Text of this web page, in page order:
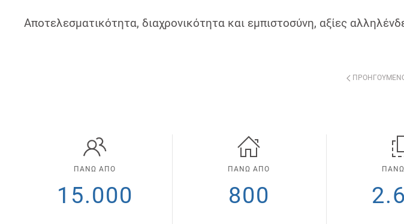
Αποτελεσματικότητα, διαχρονικότητα και εμπιστοσύνη, αξίες
ΠΑΝΩ ΑΠΟ
15.000
ΠΑΝΩ ΑΠΟ
800